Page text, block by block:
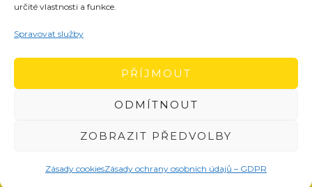
určité vlastnosti a funkce.
Spravovat služby
PŘÍJMOUT
ODMÍTNOUT
ZOBRAZIT PŘEDVOLBY
Zásady cookiesZásady ochrany osobních údajů – GDPR
Kontakt